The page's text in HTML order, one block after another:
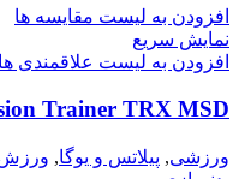
افزودن به لیست مقایسه ها
نمایش سریع
افزودن به لیست علاقمندی ها
Trainer TRX MSD
ورزشی, پیلاتس و یوگا, ورزش